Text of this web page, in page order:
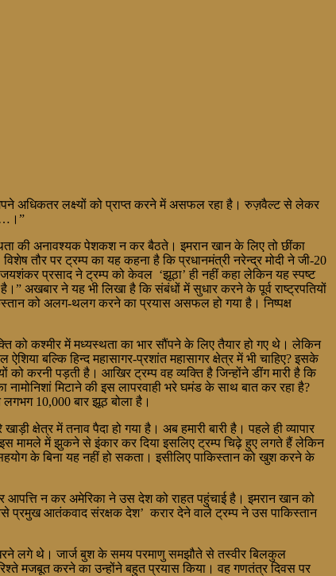
अधिकतर लक्ष्यों को प्राप्त करने में असफल रहा है। रुज़वैल्ट से लेकर
की अनावश्यक पेशकश न कर बैठते। इमरान खान के लिए तो छींका
तौर पर ट्रम्प का यह कहना है कि प्रधानमंत्री नरेन्द्र मोदी ने जी-20
प्रसाद ने ट्रम्प को केवल ‘झूठा’ ही नहीं कहा लेकिन यह स्पष्ट
अखबार ने यह भी लिखा है कि संबंधों में सुधार करने के पूर्व राष्ट्रपतियों
को अलग-थलग करने का प्रयास असफल हो गया है। निष्पक्ष
को कश्मीर में मध्यस्थता का भार सौंपने के लिए तैयार हो गए थे। लेकिन
बल्कि हिन्द महासागर-प्रशांत महासागर क्षेत्र में भी चाहिए? इसके
करनी पड़ती है। आखिर ट्रम्प वह व्यक्ति है जिन्होंने डींग मारी है कि
मिटाने की इस लापरवाही भरे घमंड के साथ बात कर रहा है?
10,000 बार झूठ बोला है।
क्षेत्र में तनाव पैदा हो गया है। अब हमारी बारी है। पहले ही व्यापार
मामले में झुकने से इंकार कर दिया इसलिए ट्रम्प चिढ़े हुए लगते हैं लेकिन
के बिना यह नहीं हो सकता। इसीलिए पाकिस्तान को खुश करने के
न कर अमेरिका ने उस देश को राहत पहुंचाई है। इमरान खान को
प्रमुख आतंकवाद संरक्षक देश’ करार देने वाले ट्रम्प ने उस पाकिस्तान
लगे थे। जार्ज बुश के समय परमाणु समझौते से तस्वीर बिलकुल
मजबूत करने का उन्होंने बहुत प्रयास किया। वह गणतंत्र दिवस पर